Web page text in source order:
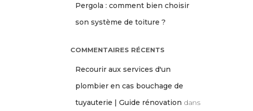
Pergola : comment bien choisir
son système de toiture ?
COMMENTAIRES RÉCENTS
Recourir aux services d'un
plombier en cas bouchage de
tuyauterie | Guide rénovation dans